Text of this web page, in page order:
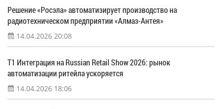
Решение «Росэла» автоматизирует производство на
радиотехническом предприятии «Алмаз-Антея»
14.04.2026 20:08
Т1 Интеграция на Russian Retail Show 2026: рынок
автоматизации ритейла ускоряется
14.04.2026 18:06